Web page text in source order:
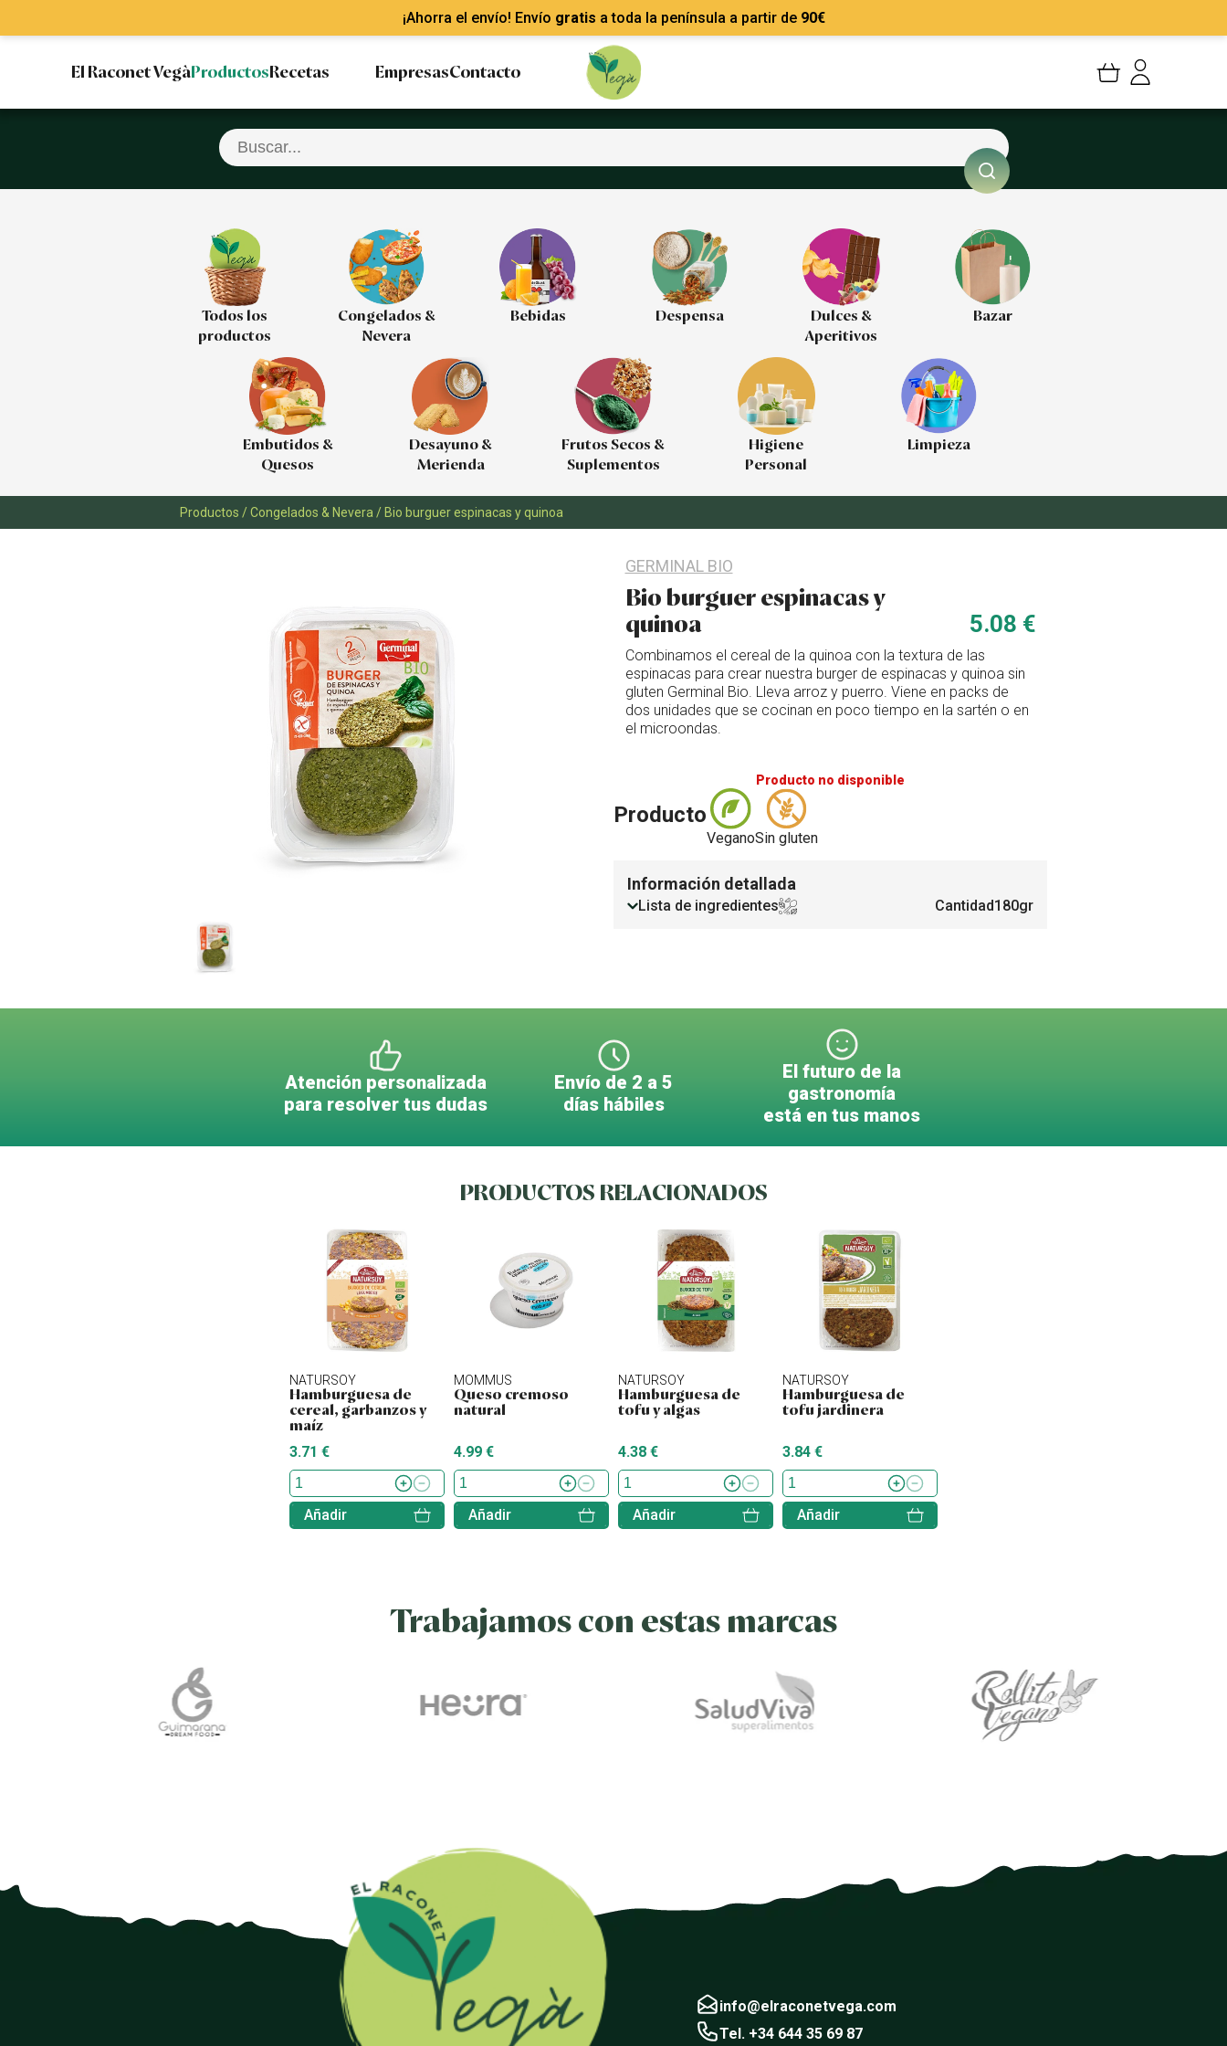
¡Ahorra el envío! Envío gratis a toda la península a partir de 90€
El Raconet VegàProductosRecetas EmpresasContacto
Cerrar sesión
Todos los
productos
Congelados &
Nevera
Bebidas Despensa
Dulces &
Aperitivos
Bazar
Embutidos &
Quesos
Desayuno &
Merienda
Frutos Secos &
Suplementos
Higiene
Personal
Limpieza
Productos /Congelados & Nevera /Bio burguer espinacas y quinoa
GERMINAL BIO
Bio burguer espinacas y
quinoa
5.08 €
Combinamos el cereal de la quinoa con la textura de las
espinacas para crear nuestra burger de espinacas y quinoa sin
gluten Germinal Bio. Lleva arroz y puerro. Viene en packs de
dos unidades que se cocinan en poco tiempo en la sartén o en
el microondas.
Producto no disponible
Producto
VeganoSin gluten
Información detallada
Cantidad180gr
Lista de ingredientes
Atención personalizada
para resolver tus dudas
Envío de 2 a 5
días hábiles
El futuro de la
gastronomía
está en tus manos
PRODUCTOS RELACIONADOS
NATURSOY
Hamburguesa de
cereal, garbanzos y
maíz
3.71 €
Añadir
MOMMUS
Queso cremoso
natural
4.99 €
Añadir
NATURSOY
Hamburguesa de
tofu y algas
4.38 €
Añadir
NATURSOY
Hamburguesa de
tofu jardinera
3.84 €
Añadir
Trabajamos con estas marcas
info@elraconetvega.com
Tel. +34 644 35 69 87